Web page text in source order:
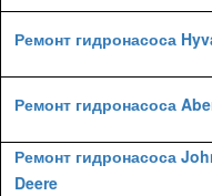
Ремонт гидронасоса
Ремонт гидронасоса
Ремонт гидронасоса
Deere